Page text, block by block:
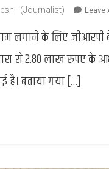
- (Journalist) Leave
लगाने के लिए
से 2.80 लाख रुपए के
है। बताया गया […]